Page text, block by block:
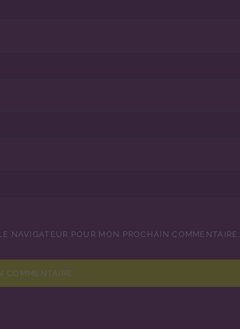
NAVIGATEUR POUR MON PROCHAIN COMMENTAIRE.